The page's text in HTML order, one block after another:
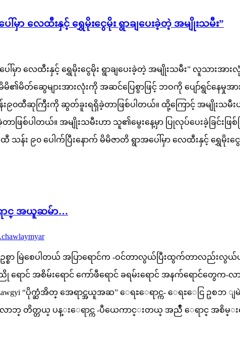
မှာ လေထီးနှင့် ရွှေမိုးငွေမိုး ရွာချပေးခဲ့တဲ့ အမျိုးသမီး”
ေါ်မှာ လေထီးနှင့် ရွှေမိုးငွေမိုး ရွာချပေးခဲ့တဲ့ အမျိုးသမီး” လူသား
တ်ဆွေများအားလုံးကို အဆင်ပြေစွာဖြင့် ဘဝကို ပျော်ရွင်နေမှုအာ
ထီဆုကြီးကို ဆွတ်ခူးရရှိခဲ့တာဖြစ်ပါတယ်။ ထို့ကြောင့် အမျိုးသမီး
ာဖြစ်ပါတယ်။ အမျိုးသမီးဟာ သူ၏မွေးနေ့မှာ ပြုလုပ်ပေးခဲ့ခြင်
ထီ သန်း ၉၀ ပေါက်ပြီးနောက် မိမိဇာတိ ရွာအပေါ်မှာ လေထီးနှင့် ရွှေမိုးငွ
ာင္ အယူဆမ်ာ…
ာ မြဲစေပါတယ် အပြာရောင်က -ဝင်တာလွယ်ပြီးထွက်တာလည်းလွယ်
င် အစိမ်းရောင် ကော်ဖီရောင် ခရမ်းရောင် အနက်ရောင်တွေက-
zawgyi “ပိုက္ဆံအိတ္ အေရာင္အယူအဆ” ေရႊေရာင္က- ေရႊေငြ ဥစၥ
ရာင္က -လာဘ္ တိတ္တယ္ ပန္းေရာင္က -ပီယေကာင္းတယ္ အညိဳ ေရာင္ အ